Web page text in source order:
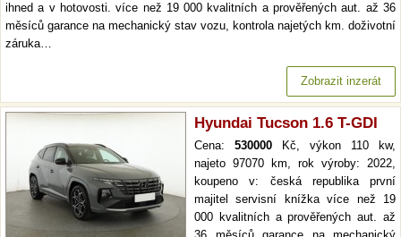
ihned a v hotovosti. více než 19 000 kvalitních a prověřených aut. až 36
měsíců garance na mechanický stav vozu, kontrola najetých km. doživotní
záruka…
Zobrazit inzerát
Hyundai Tucson 1.6 T-GDI
Cena: 530000 Kč, výkon 110 kw,
najeto 97070 km, rok výroby: 2022,
koupeno v: česká republika první
majitel servisní knížka více než 19
000 kvalitních a prověřených aut. až